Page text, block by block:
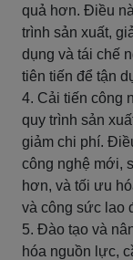
quả hơn. Điều
trình sản xuất,
dụng và tái chế
tiên tiến để tận
4. Cải tiến công
quy trình sản
giảm chi phí.
công nghệ mới,
hơn, và tối ưu
và công sức lao
5. Đào tạo và
hóa nguồn lực,